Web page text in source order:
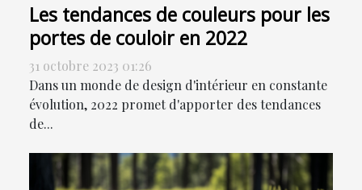
Les tendances de couleurs pour les
portes de couloir en 2022
31 octobre 2023 01:26
Dans un monde de design d'intérieur en constante
évolution, 2022 promet d'apporter des tendances
de...